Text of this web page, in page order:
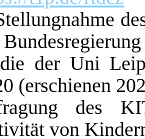
der Uni
(erschienen
des
von